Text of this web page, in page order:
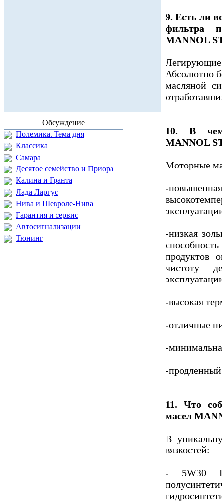
Обсуждение
Полемика. Тема дня
Классика
Самара
Десятое семейство и Приора
Калина и Гранта
Лада Ларгус
Нива и Шевроле-Нива
Гарантия и сервис
Автосигнализации
Тюнинг
9. Есть ли
фильтра
MANNOL
Легирующие
Абсолютно
масляной
10. В чем
MANNOL
Моторные
-
-низкая
продуктов
чистоту
-высокая
-отличные
-
-
11. Что
масел
В
вязкостей:
- 5W30